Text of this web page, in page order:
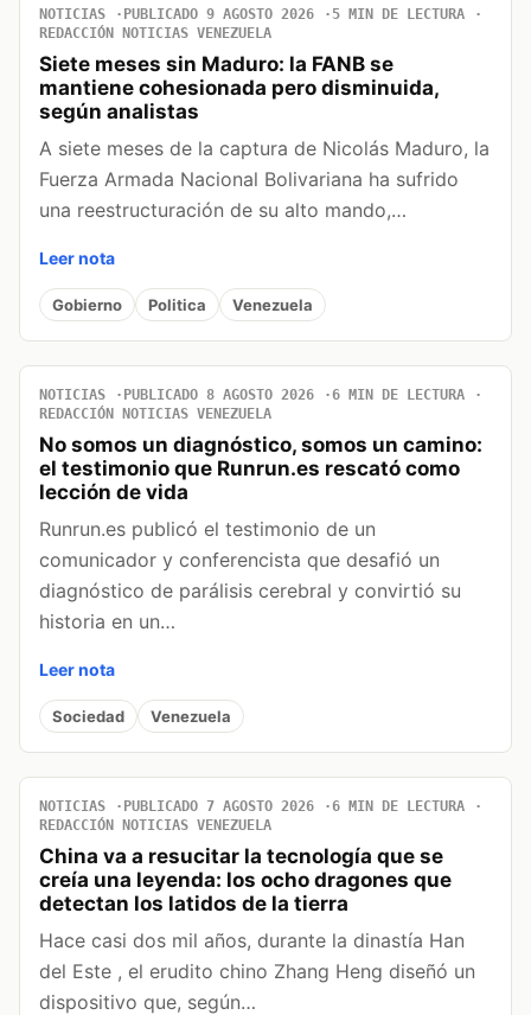
NOTICIAS PUBLICADO 9 AGOSTO 2026
5 MIN DE LECTURA
REDACCIÓN NOTICIAS VENEZUELA
Siete meses sin Maduro: la FANB se
mantiene cohesionada pero disminuida,
según analistas
A siete meses de la captura de Nicolás Maduro, la
Fuerza Armada Nacional Bolivariana ha sufrido
una reestructuración de su alto mando,…
Leer nota
Gobierno Politica Venezuela
NOTICIAS PUBLICADO 8 AGOSTO 2026
6 MIN DE LECTURA
REDACCIÓN NOTICIAS VENEZUELA
No somos un diagnóstico, somos un camino:
el testimonio que Runrun.es rescató como
lección de vida
Runrun.es publicó el testimonio de un
comunicador y conferencista que desafió un
diagnóstico de parálisis cerebral y convirtió su
historia en un…
Leer nota
Sociedad Venezuela
NOTICIAS PUBLICADO 7 AGOSTO 2026
6 MIN DE LECTURA
REDACCIÓN NOTICIAS VENEZUELA
China va a resucitar la tecnología que se
creía una leyenda: los ocho dragones que
detectan los latidos de la tierra
Hace casi dos mil años, durante la dinastía Han
del Este , el erudito chino Zhang Heng diseñó un
dispositivo que, según…